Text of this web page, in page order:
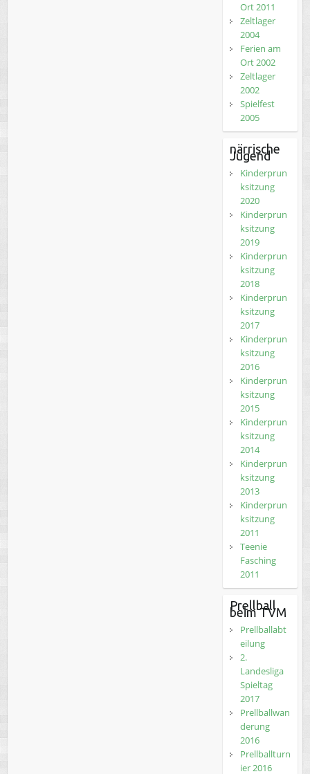
Ort 2011
Zeltlager
2004
Ferien am
Ort 2002
Zeltlager
2002
Spielfest
2005
närrische
Jugend
Kinderprun
ksitzung
2020
Kinderprun
ksitzung
2019
Kinderprun
ksitzung
2018
Kinderprun
ksitzung
2017
Kinderprun
ksitzung
2016
Kinderprun
ksitzung
2015
Kinderprun
ksitzung
2014
Kinderprun
ksitzung
2013
Kinderprun
ksitzung
2011
Teenie
Fasching
2011
Prellball
beim TVM
Prellballabt
eilung
2.
Landesliga
Spieltag
2017
Prellballwan
derung
2016
Prellballturn
ier 2016